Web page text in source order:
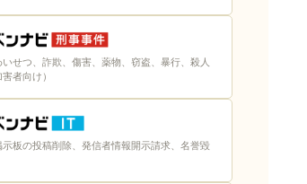
活用がおすすめ
いせつ、詐欺、傷害、薬物、窃盗、暴行、殺人
者向け）
示板の投稿削除、発信者情報開示請求、名誉毀